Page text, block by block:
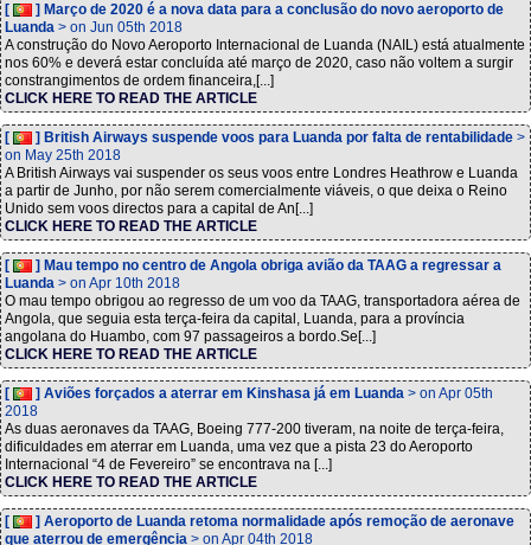
[
] Março de 2020 é a nova data para a conclusão do novo aeroporto de
Luanda > on Jun 05th 2018
A construção do Novo Aeroporto Internacional de Luanda (NAIL) está atualmente
nos 60% e deverá estar concluída até março de 2020, caso não voltem a surgir
constrangimentos de ordem financeira,[...]
CLICK HERE TO READ THE ARTICLE
[ ] British Airways suspende voos para Luanda por falta de rentabilidade >
on May 25th 2018
A British Airways vai suspender os seus voos entre Londres Heathrow e Luanda
a partir de Junho, por não serem comercialmente viáveis, o que deixa o Reino
Unido sem voos directos para a capital de An[...]
CLICK HERE TO READ THE ARTICLE
[
] Mau tempo no centro de Angola obriga avião da TAAG a regressar a
Luanda > on Apr 10th 2018
O mau tempo obrigou ao regresso de um voo da TAAG, transportadora aérea de
Angola, que seguia esta terça-feira da capital, Luanda, para a província
angolana do Huambo, com 97 passageiros a bordo.Se[...]
CLICK HERE TO READ THE ARTICLE
[ ] Aviões forçados a aterrar em Kinshasa já em Luanda > on Apr 05th
2018
As duas aeronaves da TAAG, Boeing 777-200 tiveram, na noite de terça-feira,
dificuldades em aterrar em Luanda, uma vez que a pista 23 do Aeroporto
Internacional “4 de Fevereiro” se encontrava na [...]
CLICK HERE TO READ THE ARTICLE
[
] Aeroporto de Luanda retoma normalidade após remoção de aeronave
que aterrou de emergência > on Apr 04th 2018